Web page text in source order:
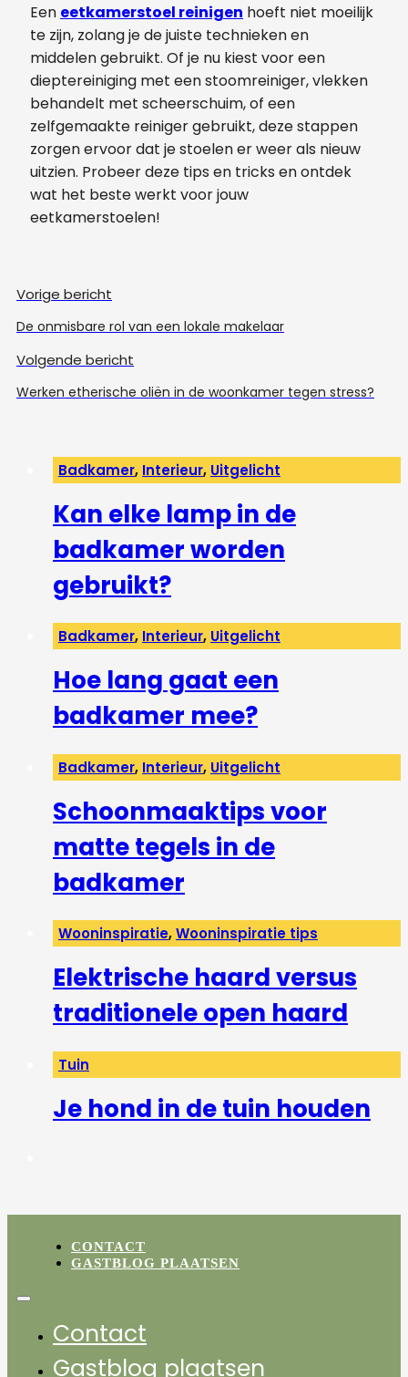
Een eetkamerstoel reinigen hoeft niet moeilijk
te zijn, zolang je de juiste technieken en
middelen gebruikt. Of je nu kiest voor een
dieptereiniging met een stoomreiniger, vlekken
behandelt met scheerschuim, of een
zelfgemaakte reiniger gebruikt, deze stappen
zorgen ervoor dat je stoelen er weer als nieuw
uitzien. Probeer deze tips en tricks en ontdek
wat het beste werkt voor jouw
eetkamerstoelen!
Vorige bericht
De onmisbare rol van een lokale makelaar
Volgende bericht
Werken etherische oliën in de woonkamer tegen stress?
Badkamer, Interieur, Uitgelicht
Kan elke lamp in de
badkamer worden
gebruikt?
Badkamer, Interieur, Uitgelicht
Hoe lang gaat een
badkamer mee?
Badkamer, Interieur, Uitgelicht
Schoonmaaktips voor
matte tegels in de
badkamer
Wooninspiratie,Wooninspiratie tips
Elektrische haard versus
traditionele open haard
Tuin
Je hond in de tuin houden
CONTACT
GASTBLOG PLAATSEN
Contact
Gastblog plaatsen